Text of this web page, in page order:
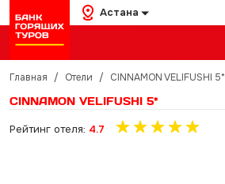
Астана
Главная / Отели / CINNAMON VELIFUSHI 5*
CINNAMON VELIFUSHI 5*
Рейтинг отеля: 4.7